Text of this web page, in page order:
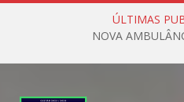
ÚLTIMAS
NOVA